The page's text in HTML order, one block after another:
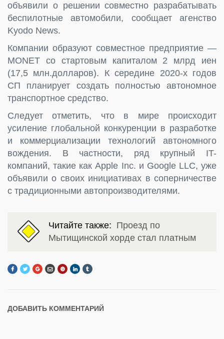
объявили о решении совместно разрабатывать
беспилотные автомобили, сообщает агенство
Kyodo News.
Компании образуют совместное предприятие —
MONET со стартовым капиталом 2 млрд иен
(17,5 млн.долларов). К середине 2020-х годов
СП планирует создать полностью автономное
транспортное средство.
Следует отметить, что в мире происходит
усиление глобальной конкуренции в разработке
и коммерциализации технологий автономного
вождения. В частности, ряд крупный IT-
компаний, такие как Apple Inc. и Google LLC, уже
объявили о своих инициативах в соперничестве
с традиционными автопроизводителями.
Читайте также: Проезд по
Мытищинской хорде стал платным
ДОБАВИТЬ КОММЕНТАРИЙ